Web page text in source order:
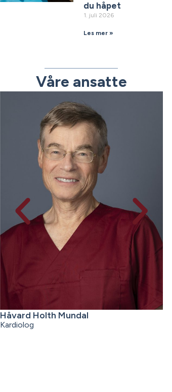
du håpet
1. juli 2026
Les mer »
Våre ansatte
Håvard Holth Mundal
Kardiolog